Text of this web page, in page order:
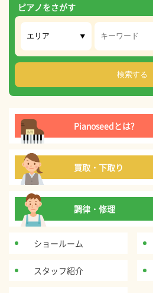
ピアノをさがす
Pianoseedとは?
買取・下取り
調律・修理
ショールーム
スタッフ紹介